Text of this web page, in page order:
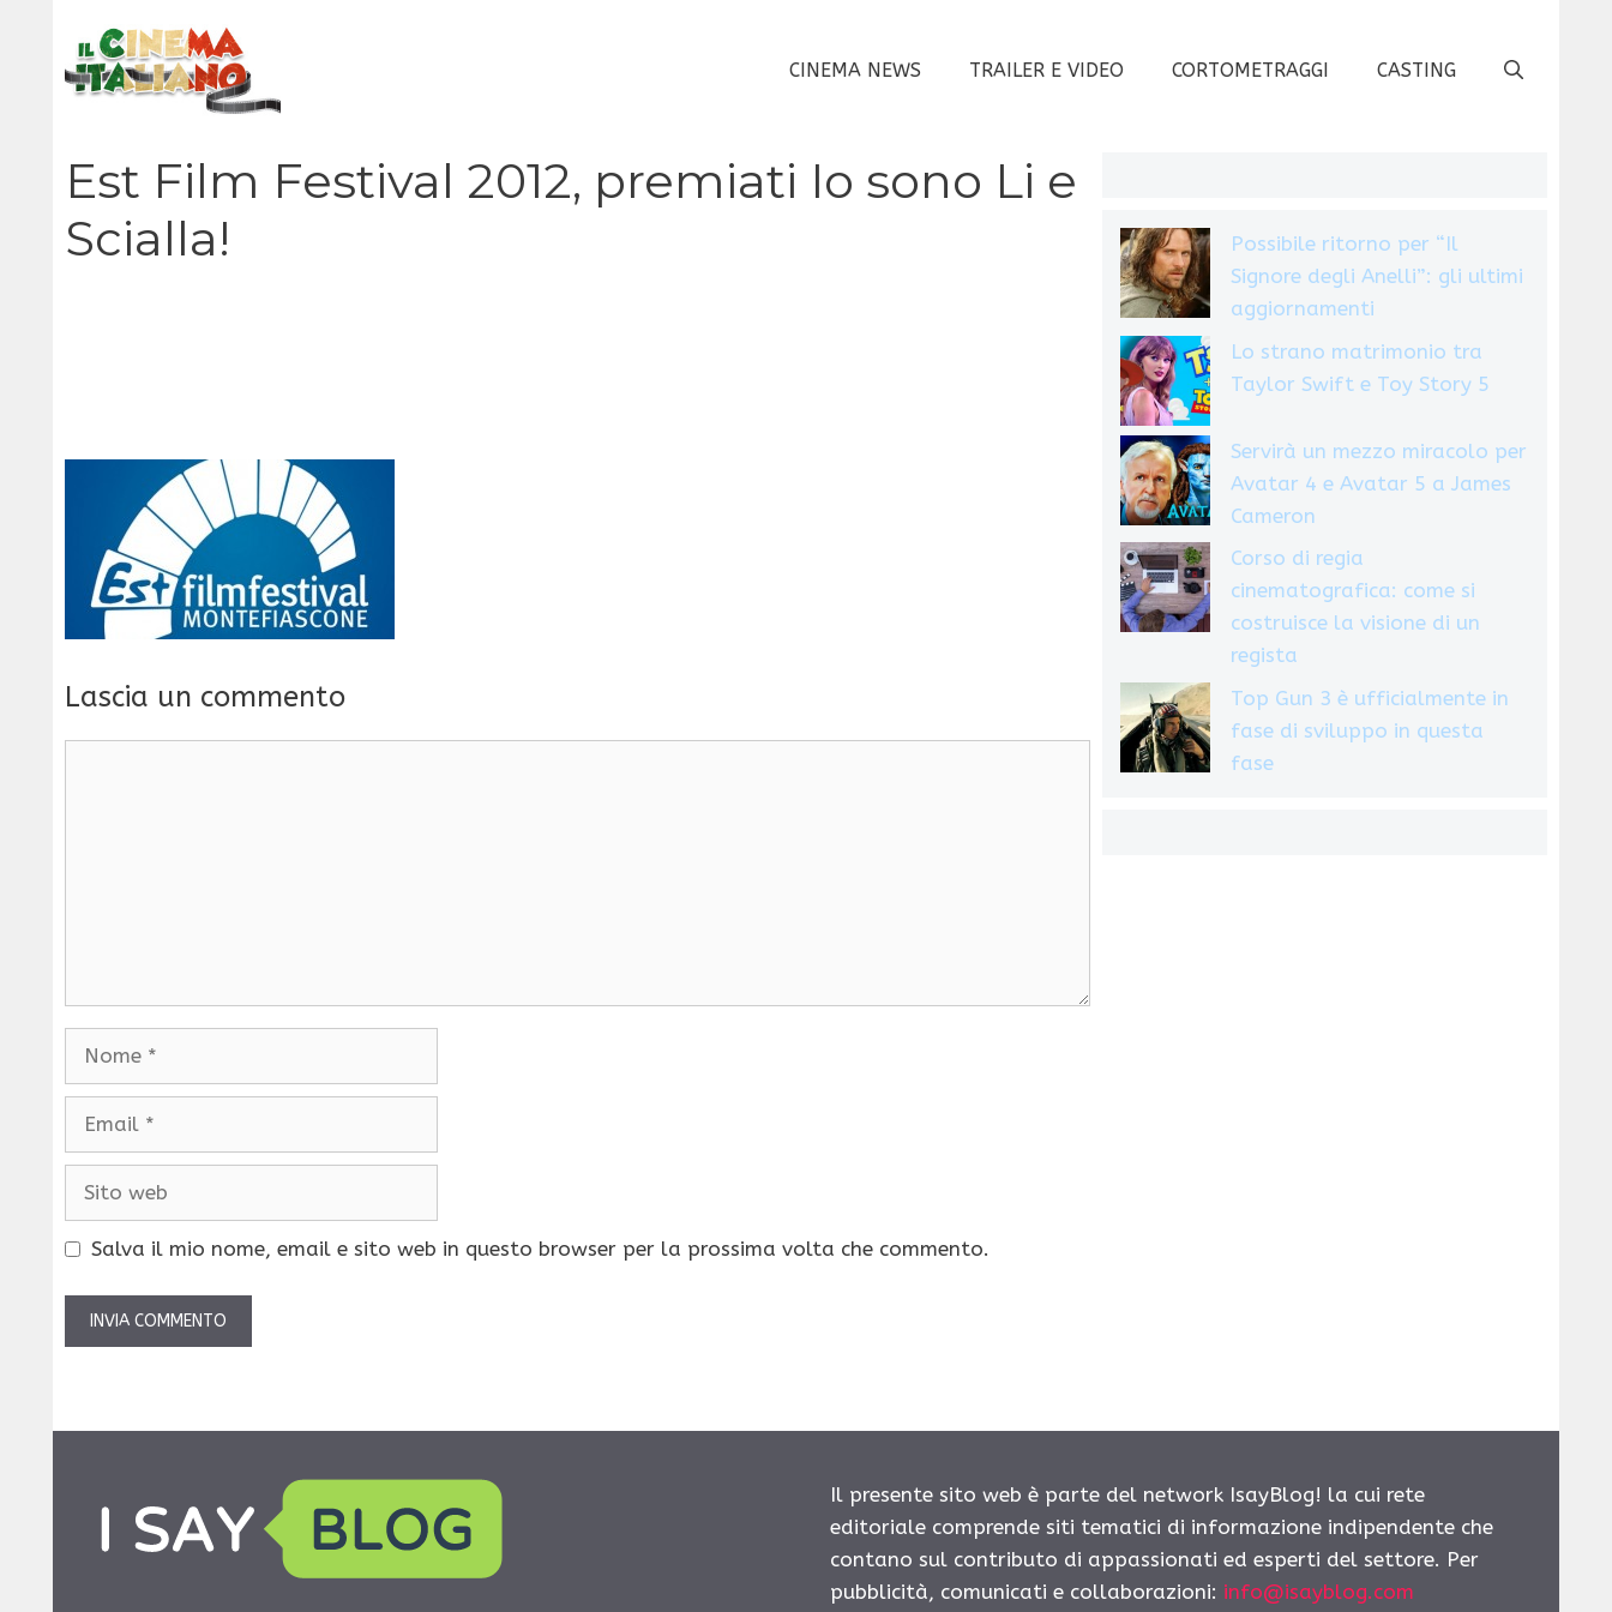
contenuto
CINEMA NEWS TRAILER E VIDEO CORTOMETRAGGI CASTING
Est Film Festival 2012, premiati Io sono Li e
Scialla!
Lascia un commento
Salva il mio nome, email e sito web in questo browser per la prossima volta che commento.
Possibile ritorno per “Il
Signore degli Anelli”: gli ultimi
aggiornamenti
Lo strano matrimonio tra
Taylor Swift e Toy Story 5
Servirà un mezzo miracolo per
Avatar 4 e Avatar 5 a James
Cameron
Corso di regia
cinematografica: come si
costruisce la visione di un
regista
Top Gun 3 è ufficialmente in
fase di sviluppo in questa
fase
Il presente sito web è parte del network IsayBlog! la cui rete
editoriale comprende siti tematici di informazione indipendente che
contano sul contributo di appassionati ed esperti del settore. Per
pubblicità, comunicati e collaborazioni: info@isayblog.com